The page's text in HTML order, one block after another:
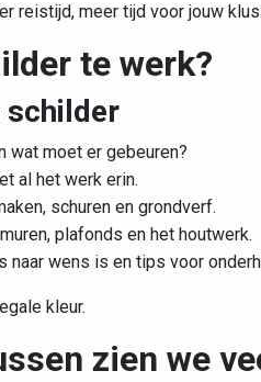
reistijd, meer tijd voor jouw klus.
te werk?
schilder
wat moet er gebeuren?
al het werk erin.
schuren en grondverf.
plafonds en het houtwerk.
naar wens is en tips voor
kleur.
zien we